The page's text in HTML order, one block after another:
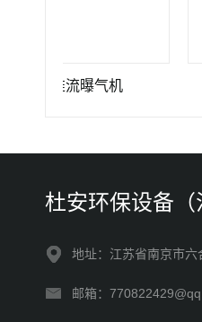
4推流曝气机
杜安环保设备（
地址：江苏省南京市
邮箱：